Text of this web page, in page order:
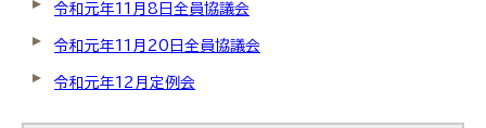
令和元年11月8日全員協議会
令和元年11月20日全員協議会
令和元年12月定例会